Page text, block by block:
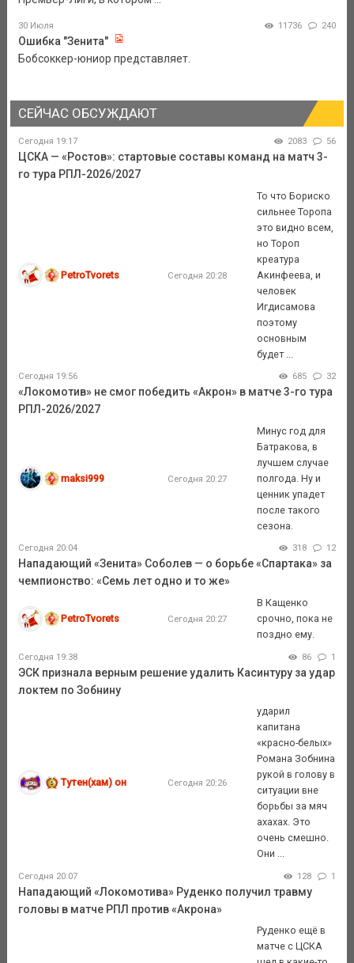
30 Июля 11736 240
Ошибка "Зенита"
Бобсоккер-юниор представляет.
СЕЙЧАС ОБСУЖДАЮТ
Сегодня 19:17 2083 56
ЦСКА — «Ростов»: стартовые составы команд на матч 3-
го тура РПЛ-2026/2027
PetroTvorets Сегодня 20:28
То что Бориско
сильнее Торопа
это видно всем,
но Тороп
креатура
Акинфеева, и
человек
Игдисамова
поэтому
основным
будет ...
Сегодня 19:56 685 32
«Локомотив» не смог победить «Акрон» в матче 3-го тура
РПЛ-2026/2027
maksi999 Сегодня 20:27
Минус год для
Батракова, в
лучшем случае
полгода. Ну и
ценник упадет
после такого
сезона.
Сегодня 20:04 318 12
Нападающий «Зенита» Соболев — о борьбе «Спартака» за
чемпионство: «Семь лет одно и то же»
PetroTvorets Сегодня 20:27
В Кащенко
срочно, пока не
поздно ему.
Сегодня 19:38 86 1
ЭСК признала верным решение удалить Касинтуру за удар
локтем по Зобнину
Тутен(хам) он Сегодня 20:26
ударил
капитана
«красно-белых»
Романа Зобнина
рукой в голову в
ситуации вне
борьбы за мяч
ахахах. Это
очень смешно.
Они ...
Сегодня 20:07 128 1
Нападающий «Локомотива» Руденко получил травму
головы в матче РПЛ против «Акрона»
Руденко ещё в
матче с ЦСКА